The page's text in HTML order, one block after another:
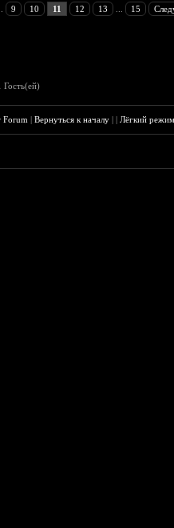
9 10 11 12 13 15
Гость(ей)
Forum |Вернуться к началу ||Лёгкий